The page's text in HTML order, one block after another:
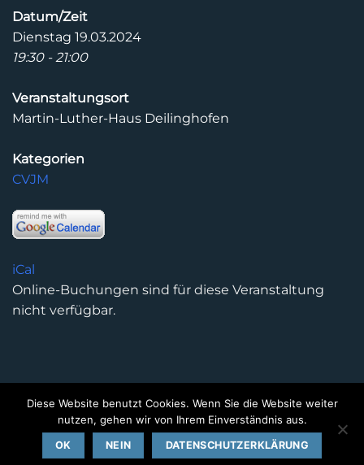
Datum/Zeit
Dienstag 19.03.2024
19:30 - 21:00
Veranstaltungsort
Martin-Luther-Haus Deilinghofen
Kategorien
CVJM
iCal
Online-Buchungen sind für diese Veranstaltung
nicht verfügbar.
DATENSCHUTZERKLÄRUNG IMPRESSUM KONTAKT
Copyright 2026 ©Kirchengemeinde Deilinghofen- Design
kleinzweidrei Kommunikationsdesign
Diese Website benutzt Cookies. Wenn Sie die Website weiter
nutzen, gehen wir von Ihrem Einverständnis aus.
OK NEIN DATENSCHUTZERKLÄRUNG